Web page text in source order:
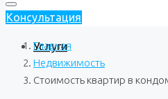
Услуги
Консультация
Главная
Недвижимость
Стоимость квартир в